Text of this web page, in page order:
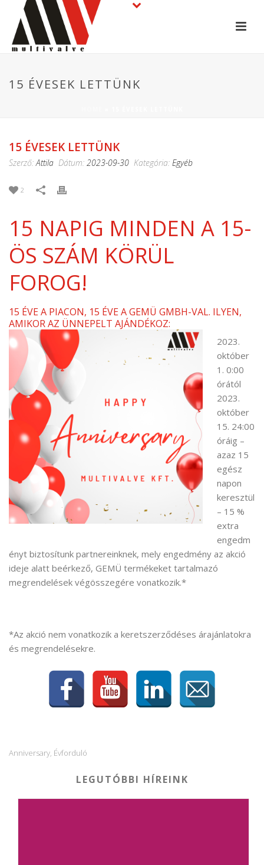
15 ÉVESEK LETTÜNK
15 ÉVESEK LETTÜNK
Szerző:Attila Dátum: 2023-09-30 Kategória: Egyéb
2
15 NAPIG MINDEN A 15-
ÖS SZÁM KÖRÜL
FOROG!
15 ÉVE A PIACON, 15 ÉVE A GEMÜ GMBH-VAL. ILYEN,
AMIKOR AZ ÜNNEPELT AJÁNDÉKOZ:
2023.
október
1. 0:00
órától
2023.
október
15. 24:00
óráig –
azaz 15
egész
napon
keresztül
– 15 %
extra
engedm
ényt biztosítunk partnereinknek, mely engedmény az akció
ideje alatt beérkező, GEMÜ termékeket tartalmazó
megrendelések végösszegére vonatkozik.*
*Az akció nem vonatkozik a keretszerződéses árajánlatokra
és megrendelésekre.
Anniversary, Évforduló
LEGUTÓBBI HÍREINK